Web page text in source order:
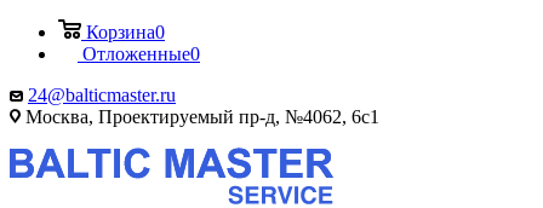
Корзина0
Отложенные0
24@balticmaster.ru
Москва, Проектируемый пр-д, №4062, 6с1